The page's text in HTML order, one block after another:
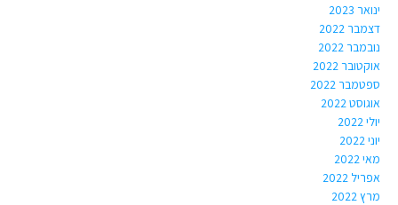
ינואר 2023
דצמבר 2022
נובמבר 2022
אוקטובר 2022
ספטמבר 2022
אוגוסט 2022
יולי 2022
יוני 2022
מאי 2022
אפריל 2022
מרץ 2022